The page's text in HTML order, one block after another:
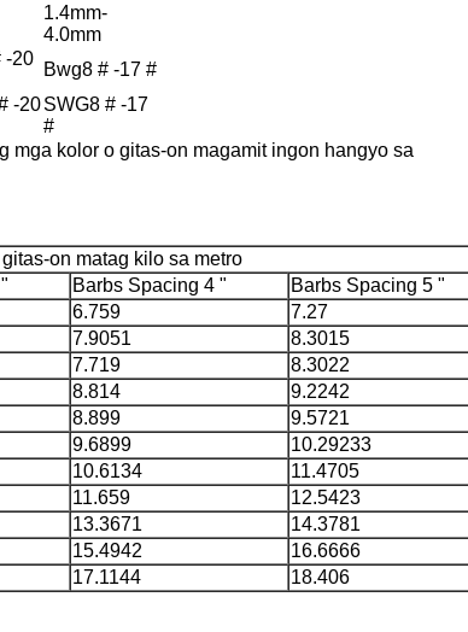
1.4mm-
4.0mm
-20
Bwg8 # -17 #
-20SWG8 # -17
#
mga kolor o gitas-on magamit ingon hangyo sa
on matag kilo sa metro
Barbs Spacing 4 " Barbs Spacing 5 "
6.759 7.27
7.9051 8.3015
7.719 8.3022
8.814 9.2242
8.899 9.5721
9.6899 10.29233
10.6134 11.4705
11.659 12.5423
13.3671 14.3781
15.4942 16.6666
17.1144 18.406